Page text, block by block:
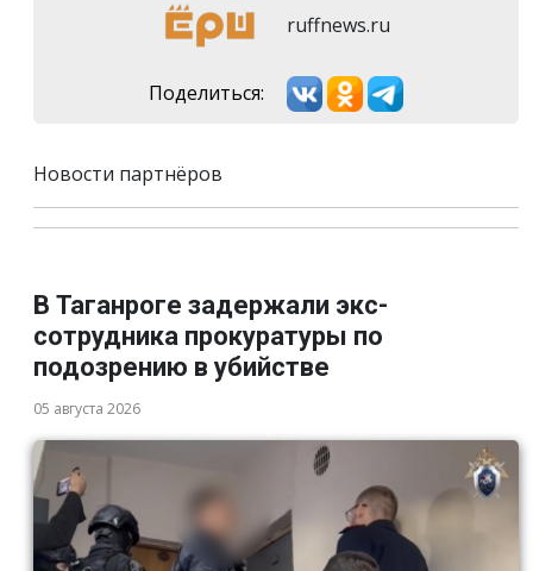
ruffnews.ru
Поделиться:
Новости партнёров
В Таганроге задержали экс-
сотрудника прокуратуры по
подозрению в убийстве
05 августа 2026